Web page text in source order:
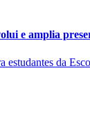
e amplia